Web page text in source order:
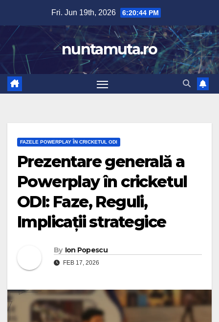
content
Fri. Jun 19th, 2026 6:20:45 PM
nuntamuta.ro
FAZELE POWERPLAY ÎN CRICKETUL ODI
Prezentare generală a
Powerplay în cricketul
ODI: Faze, Reguli,
Implicații strategice
By Ion Popescu
FEB 17, 2026